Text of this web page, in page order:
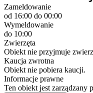
Zameldowanie
od 16:00 do 00:00
Wymeldowanie
do 10:00
Zwierzęta
Obiekt nie przyjmuje
Kaucja zwrotna
Obiekt nie pobiera kaucji.
Informacje prawne
Ten obiekt jest zarządzany